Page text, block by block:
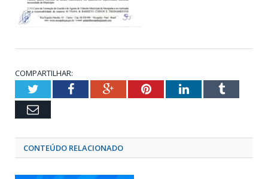
COMPARTILHAR:
TwitterFacebookGoogle+PinterestLinkedInTumblr
Email
CONTEÚDO RELACIONADO